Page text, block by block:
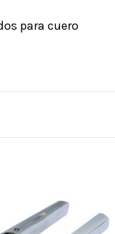
para cuero